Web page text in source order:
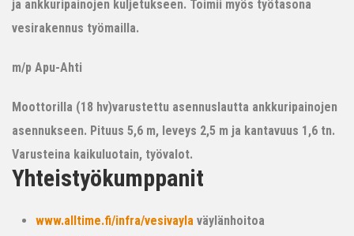
ja ankkuripainojen kuljetukseen. Toimii myös työtasona
vesirakennus työmailla.
m/p Apu-Ahti
Moottorilla (18 hv)varustettu asennuslautta ankkuripainojen
asennukseen. Pituus 5,6 m, leveys 2,5 m ja kantavuus 1,6 tn.
Varusteina kaikuluotain, työvalot.
Yhteistyökumppanit
www.alltime.fi/infra/vesivayla väylänhoitoa